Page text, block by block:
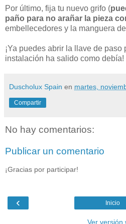
Por último, fija tu nuevo grifo (
paño para no arañar la pieza
embellecedores y la manguera
¡Ya puedes abrir la llave de paso
instalación ha salido como debía!
Duscholux Spain en martes,
Compartir
No hay comentarios:
Publicar un comentario
¡Gracias por participar!
‹ Inicio
Ver versión